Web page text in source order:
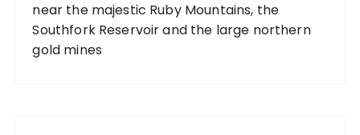
near the majestic Ruby Mountains, the
Southfork Reservoir and the large northern
gold mines